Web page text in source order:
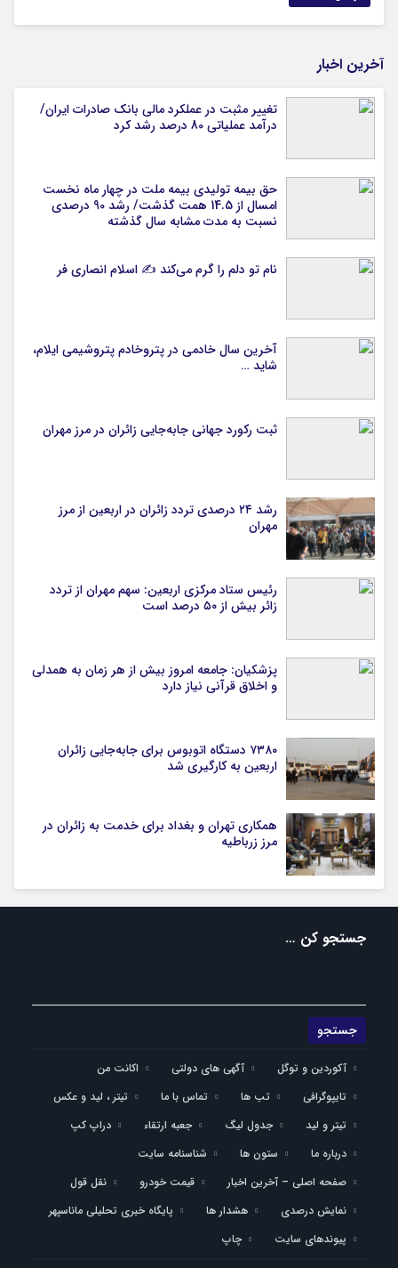
آخرین اخبار
تغییر مثبت در عملکرد مالی بانک صادرات ایران/
درآمد عملیاتی 80 درصد رشد کرد
حق بیمه تولیدی بیمه ملت در چهار ماه نخست
امسال از 14.5 همت گذشت/ رشد 90 درصدی
نسبت به مدت مشابه سال گذشته
نام تو دلم را گرم می‌کند ✍️ اسلام انصاری فر
آخرین سال خادمی در پتروخادم پتروشیمی ایلام،
شاید …
ثبت رکورد جهانی جابه‌جایی زائران در مرز مهران
رشد ۲۴ درصدی تردد زائران در اربعین از مرز
مهران
رئیس ستاد مرکزی اربعین: سهم مهران از تردد
زائر بیش از ۵۰ درصد است
پزشکیان: جامعه امروز بیش از هر زمان به همدلی
و اخلاق قرآنی نیاز دارد
۷۳۸۰ دستگاه اتوبوس برای جابه‌جایی زائران
اربعین به‌ کارگیری شد
همکاری تهران و بغداد برای خدمت به زائران در
مرز زرباطیه
جستجو کن …
آکوردین و توگل آگهی های دولتی
اکانت من
تایپوگرافی
تب ها تماس با ما
تیتر ، لید و عکس
تیتر و لید
جدول لیگ جعبه ارتقاء
دراپ کپ
درباره ما
ستون ها
شناسنامه سایت
صفحه اصلی – آخرین اخبار
قیمت خودرو
نقل قول
نمایش درصدی
هشدار ها
پایگاه خبری تحلیلی ماناسپهر
پیوندهای سایت
چاپ